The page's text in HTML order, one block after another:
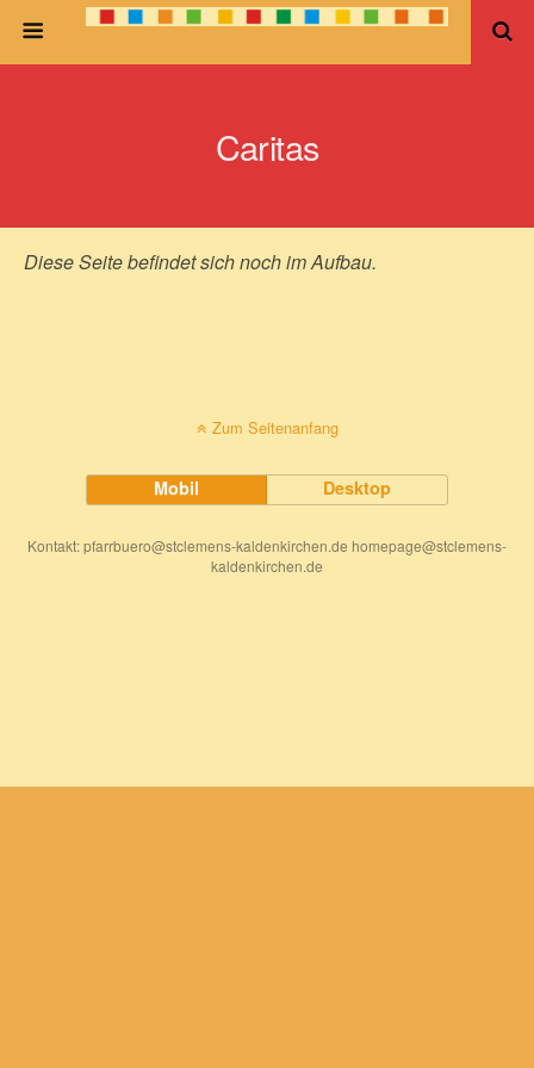
Caritas
Diese Seite befindet sich noch im Aufbau.
Zum Seitenanfang
Mobil Desktop
Kontakt: pfarrbuero@stclemens-kaldenkirchen.de homepage@stclemens-
kaldenkirchen.de